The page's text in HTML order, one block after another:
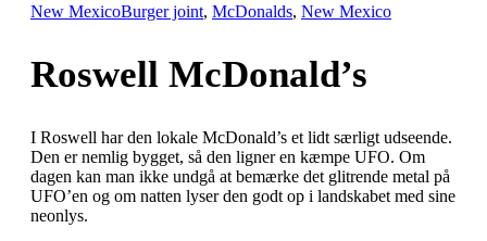
New MexicoBurger joint, McDonalds, New Mexico
Roswell McDonald’s
I Roswell har den lokale McDonald’s et lidt særligt udseende.
Den er nemlig bygget, så den ligner en kæmpe UFO. Om
dagen kan man ikke undgå at bemærke det glitrende metal på
UFO’en og om natten lyser den godt op i landskabet med sine
neonlys.